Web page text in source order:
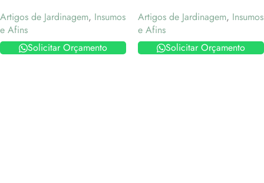
Artigos de Jardinagem, Insumos
e Afins
Solicitar Orçamento
Artigos de Jardinagem, Insumos
e Afins
Solicitar Orçamento